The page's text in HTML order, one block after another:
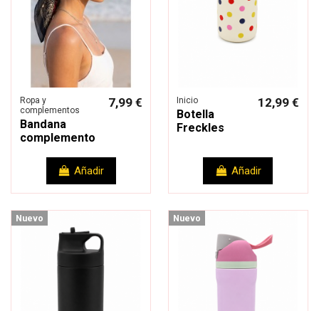
Ropa y
complementos
Bandana
complemento
7,99 €
Añadir
Inicio
Botella
Freckles
12,99 €
Añadir
Nuevo Nuevo